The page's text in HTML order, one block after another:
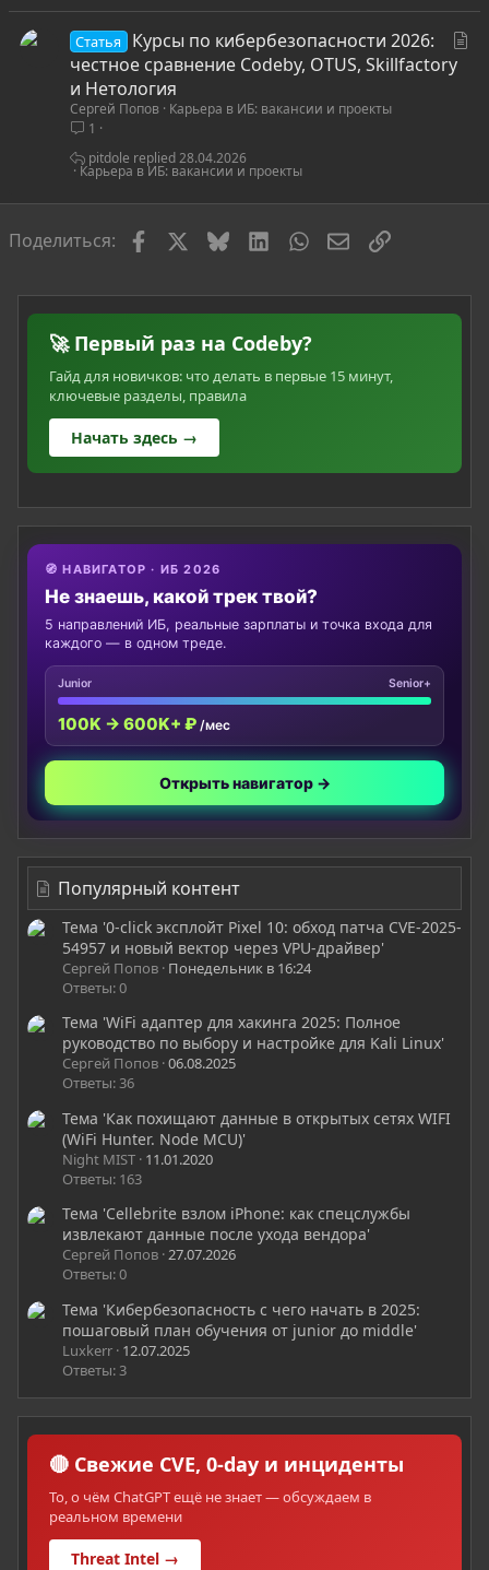
Статья
Курсы по кибербезопасности 2026:
честное сравнение Codeby, OTUS, Skillfactory
и Нетология
Сергей Попов Карьера в ИБ: вакансии и проекты
1
Карьера в ИБ: вакансии и проекты
28.04.2026
pitdole
Поделиться: FacebookBlueskyLinkedInWhatsAppЭлектронная
Ссылка
🚀 Первый раз на Codeby?
Гайд для новичков: что делать в первые 15 минут,
ключевые разделы, правила
Начать здесь →
🧭 НАВИГАТОР · ИБ 2026
Не знаешь, какой трек твой?
5 направлений ИБ, реальные зарплаты и точка входа для
каждого — в одном треде.
Junior Senior+
100K → 600K+ ₽ /мес
Открыть навигатор →
Популярный контент
Тема '0-click эксплойт Pixel 10: обход патча CVE-2025-
54957 и новый вектор через VPU-драйвер'
Сергей Попов Понедельник в 16:24
Ответы: 0
Тема 'WiFi адаптер для хакинга 2025: Полное
руководство по выбору и настройке для Kali Linux'
Сергей Попов 06.08.2025
Ответы: 36
Тема 'Как похищают данные в открытых сетях WIFI
(WiFi Hunter. Node MCU)'
Night MIST 11.01.2020
Ответы: 163
Тема 'Cellebrite взлом iPhone: как спецслужбы
извлекают данные после ухода вендора'
Сергей Попов 27.07.2026
Ответы: 0
Тема 'Кибербезопасность с чего начать в 2025:
пошаговый план обучения от junior до middle'
Luxkerr 12.07.2025
Ответы: 3
🔴 Свежие CVE, 0-day и инциденты
То, о чём ChatGPT ещё не знает — обсуждаем в
реальном времени
Threat Intel →